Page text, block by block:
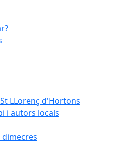
LLorenç d'Hortons
i autors locals